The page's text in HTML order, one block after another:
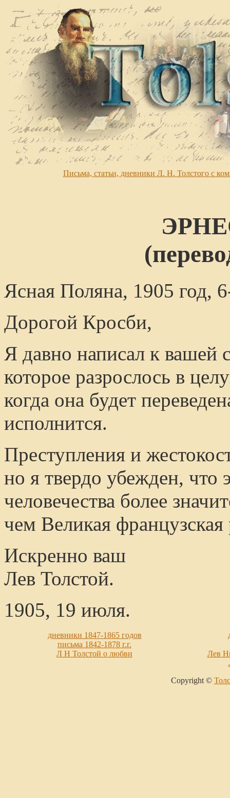
Письма, статьи, дневники Л. Н. Толстого с
Ясная Поляна, 1905 год,
Дорогой Кросби,
Я давно написал к вашей
которое разрослось в
когда она будет
исполнится.
Преступления и
но я твердо убежден, что
человечества более
чем Великая
Искренно ваш
Лев Толстой.
1905, 19 июля.
дневники 1847-1865 годов
письма 1842-1878 г.г.
Л Н Толстой о любви
Лев
Copyright ©